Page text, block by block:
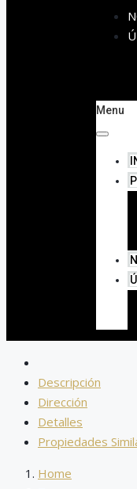
Menu
Descripción
Dirección
Detalles
Propiedades
Home